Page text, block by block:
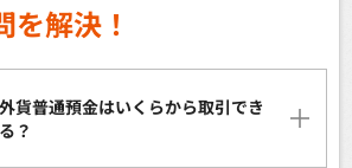
を解決！
外貨普通預金はいくらから取引でき
る？